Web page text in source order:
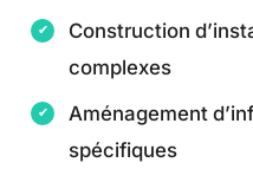
Construction
complexes
Aménagement
spécifiques